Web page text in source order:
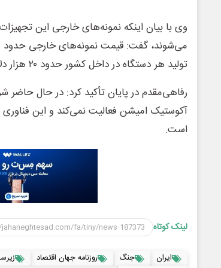
وی با بیان اینکه نمونه‌های خارجی این
می‌شوند، گفت: قیمت نمونه‌های خارجی حدود
تولید هر دستگاه در داخل کشور حدود ۲۰ هزار دلار صرفه‌جویی ارزی به همراه دارد.
رفاهی‌مقدم در پایان تأکید کرد: در حال حاضر
آکوستیک امیشن فعالیت نمی‌کند و این
است.
لینک کوتاه
ایران جنگ روزنامه جهان اقتصاد